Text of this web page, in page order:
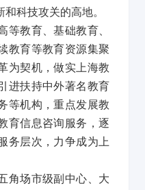
科技攻关的高地。
教育、基础教育、
教育等教育资源集聚
为契机，做实上海教
进扶持中外著名教育
等机构，重点发展教
育信息咨询服务，逐
务层次，力争成为上
角场市级副中心、大